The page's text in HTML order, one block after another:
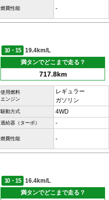
燃費性能 -
10・15
19.4km/L
満タンでどこまで走る？
717.8km
使用燃料
エンジン
レギュラー
ガソリン
駆動方式 4WD
過給器（ターボ） -
燃費性能 -
10・15
16.4km/L
満タンでどこまで走る？